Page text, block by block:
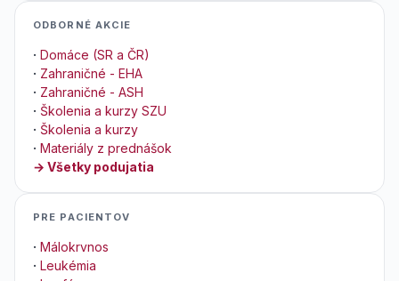
ODBORNÉ AKCIE
· Domáce (SR a ČR)
· Zahraničné - EHA
· Zahraničné - ASH
· Školenia a kurzy SZU
· Školenia a kurzy
· Materiály z prednášok
→ Všetky podujatia
PRE PACIENTOV
· Málokrvnos
· Leukémia